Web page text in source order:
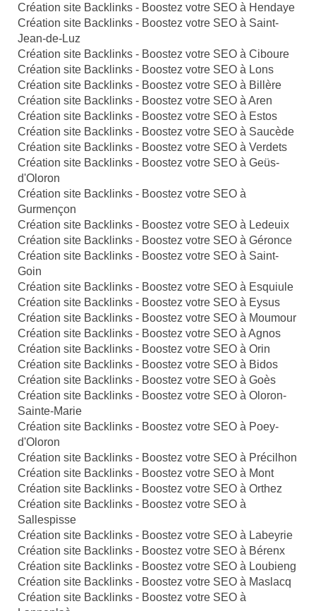
Création site Backlinks - Boostez votre SEO à Hendaye
Création site Backlinks - Boostez votre SEO à Saint-
Jean-de-Luz
Création site Backlinks - Boostez votre SEO à Ciboure
Création site Backlinks - Boostez votre SEO à Lons
Création site Backlinks - Boostez votre SEO à Billère
Création site Backlinks - Boostez votre SEO à Aren
Création site Backlinks - Boostez votre SEO à Estos
Création site Backlinks - Boostez votre SEO à Saucède
Création site Backlinks - Boostez votre SEO à Verdets
Création site Backlinks - Boostez votre SEO à Geüs-
d'Oloron
Création site Backlinks - Boostez votre SEO à
Gurmençon
Création site Backlinks - Boostez votre SEO à Ledeuix
Création site Backlinks - Boostez votre SEO à Géronce
Création site Backlinks - Boostez votre SEO à Saint-
Goin
Création site Backlinks - Boostez votre SEO à Esquiule
Création site Backlinks - Boostez votre SEO à Eysus
Création site Backlinks - Boostez votre SEO à Moumour
Création site Backlinks - Boostez votre SEO à Agnos
Création site Backlinks - Boostez votre SEO à Orin
Création site Backlinks - Boostez votre SEO à Bidos
Création site Backlinks - Boostez votre SEO à Goès
Création site Backlinks - Boostez votre SEO à Oloron-
Sainte-Marie
Création site Backlinks - Boostez votre SEO à Poey-
d'Oloron
Création site Backlinks - Boostez votre SEO à Précilhon
Création site Backlinks - Boostez votre SEO à Mont
Création site Backlinks - Boostez votre SEO à Orthez
Création site Backlinks - Boostez votre SEO à
Sallespisse
Création site Backlinks - Boostez votre SEO à Labeyrie
Création site Backlinks - Boostez votre SEO à Bérenx
Création site Backlinks - Boostez votre SEO à Loubieng
Création site Backlinks - Boostez votre SEO à Maslacq
Création site Backlinks - Boostez votre SEO à